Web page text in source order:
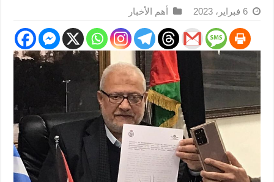
6 فبراير، 2023 أهم الأخبار